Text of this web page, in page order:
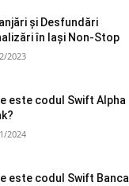
și Desfundări
în Iași Non-Stop
2023
este codul Swift Alpha
2024
este codul Swift Banca